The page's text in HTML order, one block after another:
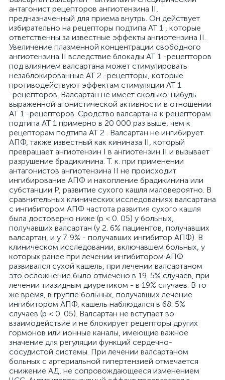
антагонист рецепторов ангиотензина II,
предназначенный для приема внутрь. Он действует
избирательно на рецепторы подтипа AT 1 , которые
ответственны за известные эффекты ангиотензина II.
Увеличение плазменной концентрации свободного
ангиотензина II вследствие блокады AT 1 -рецепторов
под влиянием валсартана может стимулировать
незаблокированные АТ 2 -рецепторы, которые
противодействуют эффектам стимуляции AT 1
-рецепторов. Валсартан не имеет сколько-нибудь
выраженной агонистической активности в отношении
AT 1 -рецепторов. Сродство валсартана к рецепторам
подтипа AT 1 примерно в 20 000 раз выше, чем к
рецепторам подтипа АТ 2 . Валсартан не ингибирует
АПФ, также известный как кининаза II, который
превращает ангиотензин I в ангиотензин II и вызывает
разрушение брадикинина. Т. к. при применении
антагонистов ангиотензина II не происходит
ингибирование АПФ и накопление брадикинина или
субстанции Р, развитие сухого кашля маловероятно. В
сравнительных клинических исследованиях валсартана
с ингибитором АПФ частота развития сухого кашля
была достоверно ниже (р < 0. 05) у больных,
получавших валсартан (у 2. 6% пациентов, получавших
валсартан, и у 7. 9% - получавших ингибитор АПФ). В
клиническом исследовании, включавшем больных, у
которых ранее при лечении ингибитором АПФ
развивался сухой кашель, при лечении валсартаном
это осложнение было отмечено в 19. 5% случаев, при
лечении тиазидным диуретиком - в 19% случаев. В то
же время, в группе больных, получавших лечение
ингибитором АПФ, кашель наблюдался в 68. 5%
случаев (р < 0. 05). Валсартан не вступает во
взаимодействие и не блокирует рецепторы других
гормонов или ионные каналы, имеющие важное
значение для регуляции функций сердечно-
сосудистой системы. При лечении валсартаном
больных с артериальной гипертензией отмечается
снижение АД, не сопровождающееся изменением